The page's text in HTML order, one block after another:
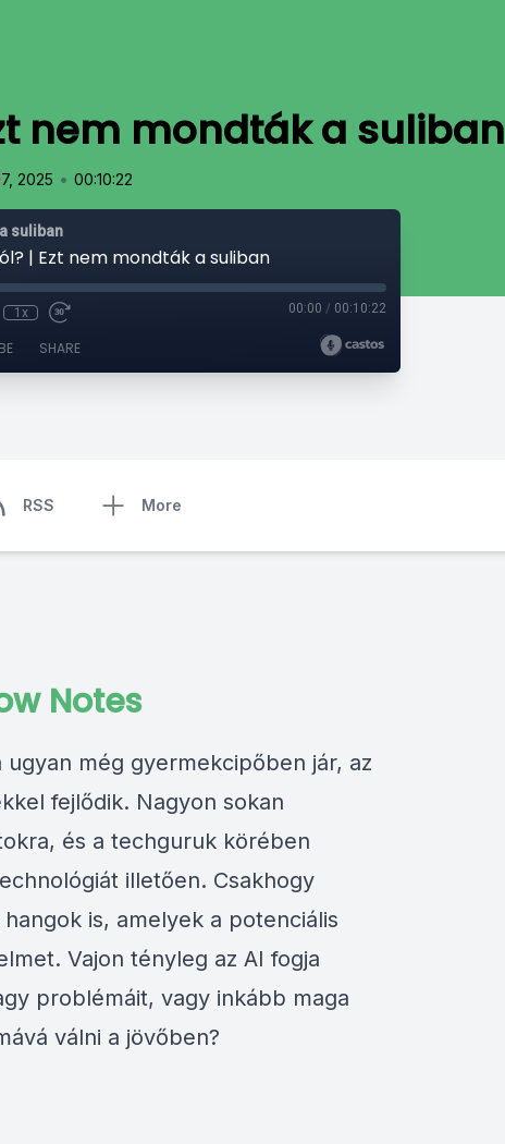
nem mondták a suliban
2025 • 00:10:22
suliban
| Ezt nem mondták a suliban
1x 00:00 / 00:10:22
SHARE
RSS More
Notes
még gyermekcipőben jár, az
fejlődik. Nagyon sokan
és a techguruk körében
illetően. Csakhogy
is, amelyek a potenciális
Vajon tényleg az AI fogja
problémáit, vagy inkább maga
válni a jövőben?